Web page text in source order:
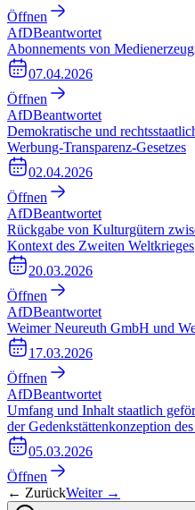
Öffnen
AfDBeantwortet
Abonnements von
07.04.2026
Öffnen
AfDBeantwortet
Demokratische und
Werbung-Transparenz-Gesetzes
02.04.2026
Öffnen
AfDBeantwortet
Rückgabe von Kulturgütern
Kontext des Zweiten Weltkrieges
20.03.2026
Öffnen
AfDBeantwortet
Weimer Neureuth GmbH und
17.03.2026
Öffnen
AfDBeantwortet
Umfang und Inhalt staatlich
der Gedenkstättenkonzeption
05.03.2026
Öffnen
← ZurückWeiter →